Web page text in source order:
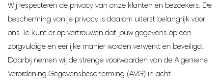
Wij respecteren de privacy van onze klanten en bezoekers. De
bescherming van je privacy is daarom uiterst belangrijk voor
ons. Je kunt er op vertrouwen dat jouw gegevens op een
zorgvuldige en eerlijke manier worden verwerkt en beveiligd.
Daarbij nemen wij de strenge voorwaarden van de Algemene
Verordening Gegevensbescherming (AVG) in acht.
Drink- & voerbakken
Drinkfonteinen
Drinkbak
Voerbakken
Halsbanden
Bodemvochtmeters
Ongedierte bestrijding
Dierenverjagers
Kattenverjagers
Marterverjagers
Borstkolf onderdelen
Flessenwarmers
Flessenwarmer
Flessenwarmer onderdelen
Slaapkamer
Nachtlampjes
Slaaptrainers
Ventilatoren
Luchtkwaliteitmeter
Elektronica
Fietspomp compressor
Schoenendroger
Vernevelaars
Persoonlijke verzorging
Nagelverzorging
Eeltverwijderaars
Infraroodlamp